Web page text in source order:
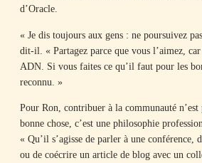
d’Oracle.
« Je dis toujours aux gens : ne poursuivez
dit-il. « Partagez parce que vous l’aimez,
ADN. Si vous faites ce qu’il faut pour les
reconnu. »
Pour Ron, contribuer à la communauté n’est
bonne chose, c’est une philosophie
« Qu’il s’agisse de parler à une conférence,
ou de coécrire un article de blog avec un